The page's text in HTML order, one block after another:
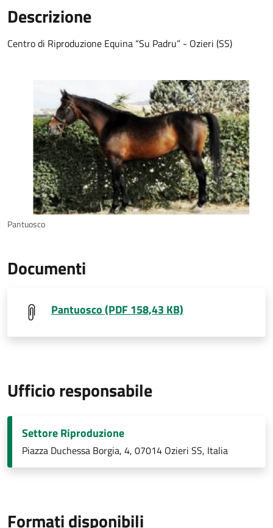
Descrizione
Centro di Riproduzione Equina “Su Padru” - Ozieri (SS)
Pantuosco
Documenti
Pantuosco (PDF 158,43 KB)
Ufficio responsabile
Settore Riproduzione
Piazza Duchessa Borgia, 4, 07014 Ozieri SS, Italia
Formati disponibili